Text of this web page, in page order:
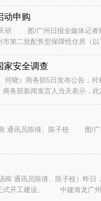
动申购
研 图/广州日报全媒体记
第二批配售型保障性住房（以
家安全调查
晓）商务部5日发布公告，对
务部新闻发言人当天表示，此
通讯员陈倩、陈子校 图/广
通讯员陈倩、陈子校）昨日
式开工建设。 中建海龙广州